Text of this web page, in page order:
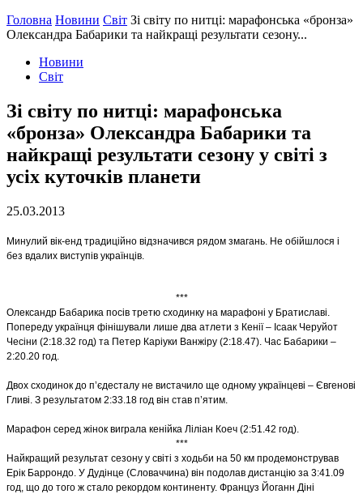
Головна Новини Світ Зі світу по нитці: марафонська «бронза»
Олександра Бабарики та найкращі результати сезону...
Новини
Світ
Зі світу по нитці: марафонська
«бронза» Олександра Бабарики та
найкращі результати сезону у світі з
усіх куточків планети
25.03.2013
Минулий вік-енд традиційно відзначився рядом змагань. Не обійшлося і
без вдалих виступів українців.
***
Олександр Бабарика посів третю сходинку на марафоні у Братиславі.
Попереду українця фінішували лише два атлети з Кенії – Ісаак Черуйот
Чесіни (2:18.32 год) та Петер Каріуки Ванжіру (2:18.47). Час Бабарики –
2:20.20 год.
Двох сходинок до п’єдесталу не вистачило ще одному українцеві – Євгенові
Гливі. З результатом 2:33.18 год він став п’ятим.
Марафон серед жінок виграла кенійка Ліліан Коеч (2:51.42 год).
***
Найкращий результат сезону у світі з ходьби на 50 км продемонстрував
Ерік Баррондо. У Дудінце (Словаччина) він подолав дистанцію за 3:41.09
год, що до того ж стало рекордом континенту. Француз Йоганн Діні